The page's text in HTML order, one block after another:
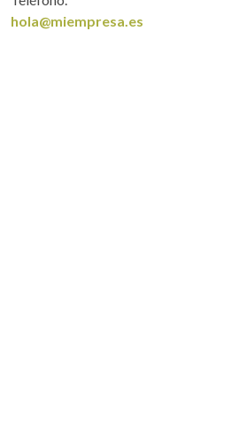
hola@miempresa.es